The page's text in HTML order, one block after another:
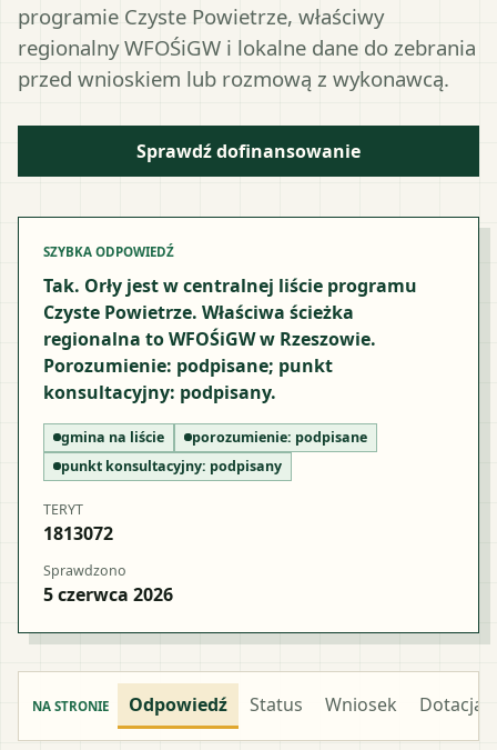
programie Czyste Powietrze, właściwy
regionalny WFOŚiGW i lokalne dane do zebrania
przed wnioskiem lub rozmową z wykonawcą.
Sprawdź dofinansowanie
SZYBKA ODPOWIEDŹ
Tak. Orły jest w centralnej liście programu
Czyste Powietrze. Właściwa ścieżka
regionalna to WFOŚiGW w Rzeszowie.
Porozumienie: podpisane; punkt
konsultacyjny: podpisany.
gmina na liście porozumienie: podpisane
punkt konsultacyjny: podpisany
TERYT
1813072
Sprawdzono
5 czerwca 2026
NA STRONIE Odpowiedź Status Wniosek Dotacja